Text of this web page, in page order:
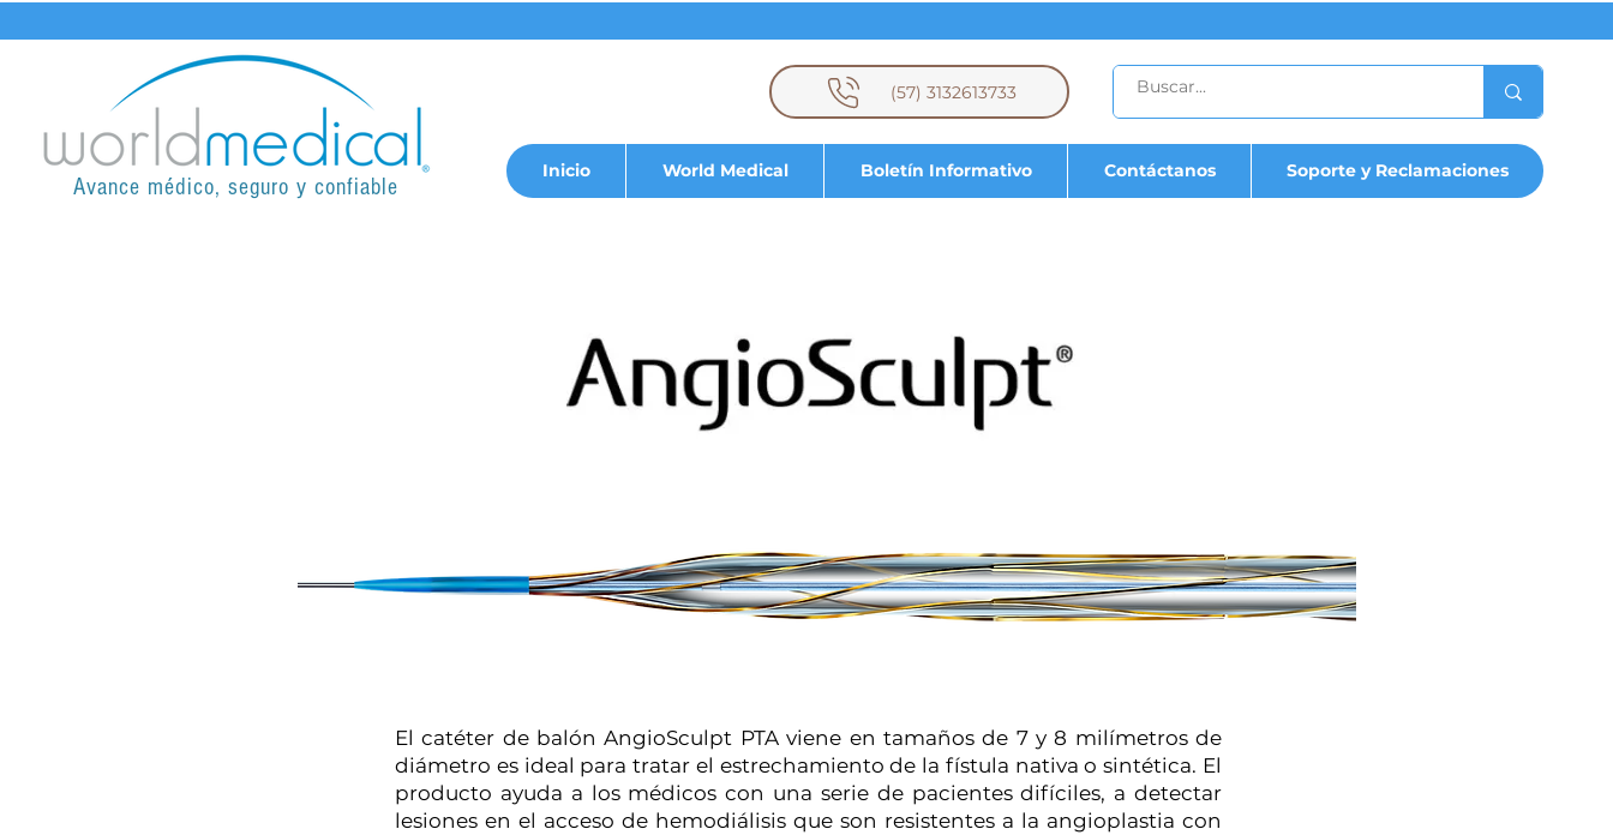
Avance médico, seguro y confiable
(57) 3132613733
Inicio World Medical Boletín Informativo Contáctanos Soporte y Reclamaciones
El catéter de balón AngioSculpt PTA viene en tamaños de 7 y 8 milímetros de
diámetro es ideal para tratar el estrechamiento de la fístula nativa o sintética. El
producto ayuda a los médicos con una serie de pacientes difíciles, a detectar
lesiones en el acceso de hemodiálisis que son resistentes a la angioplastia con